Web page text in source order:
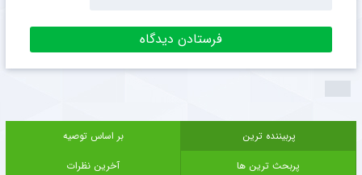
پربیننده ترین
بر اساس توصیه
پربحث ترین ها
آخرین نظرات